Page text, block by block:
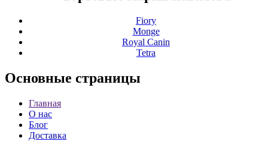
Fiory
Monge
Royal Canin
Tetra
Основные страницы
Главная
О нас
Блог
Доставка